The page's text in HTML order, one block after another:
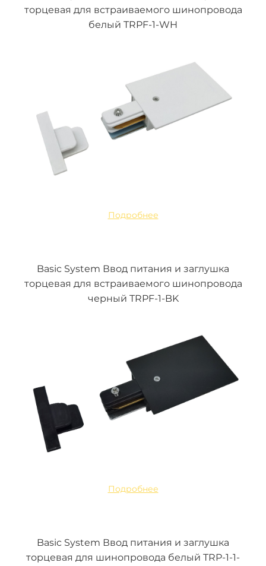
торцевая для встраиваемого шинопровода
белый TRPF-1-WH
Подробнее
Basic System Ввод питания и заглушка
торцевая для встраиваемого шинопровода
черный TRPF-1-BK
Подробнее
Basic System Ввод питания и заглушка
торцевая для шинопровода белый TRP-1-1-